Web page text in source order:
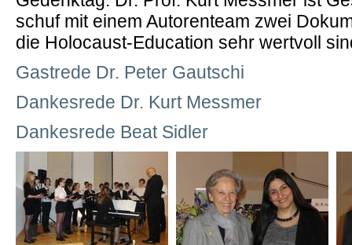
schuf mit einem Autorenteam zwei
die Holocaust-Education sehr wertvoll
Gastrede Dr. Peter Gautschi
Dankesrede Dr. Kurt Messmer
Dankesrede Beat Sidler